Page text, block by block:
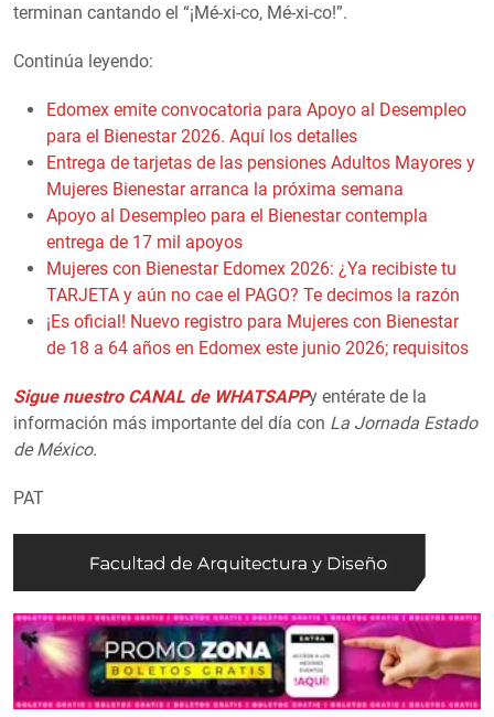
terminan cantando el “¡Mé-xi-co, Mé-xi-co!”.
Continúa leyendo:
Edomex emite convocatoria para Apoyo al Desempleo
para el Bienestar 2026. Aquí los detalles
Entrega de tarjetas de las pensiones Adultos Mayores y
Mujeres Bienestar arranca la próxima semana
Apoyo al Desempleo para el Bienestar contempla
entrega de 17 mil apoyos
Mujeres con Bienestar Edomex 2026: ¿Ya recibiste tu
TARJETA y aún no cae el PAGO? Te decimos la razón
¡Es oficial! Nuevo registro para Mujeres con Bienestar
de 18 a 64 años en Edomex este junio 2026; requisitos
Sigue nuestro CANAL de WHATSAPPy entérate de la
información más importante del día con La Jornada Estado
de México.
PAT